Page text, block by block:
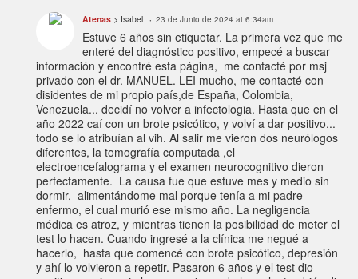
Atenas > Isabel 23 de Junio de 2024 at 6:34am
Estuve 6 años sin etiquetar. La primera vez que me
enteré del diagnóstico positivo, empecé a buscar
información y encontré esta página, me contacté por msj
privado con el dr. MANUEL. LEI mucho, me contacté con
disidentes de mi propio país,de España, Colombia,
Venezuela... decidí no volver a infectologia. Hasta que en el
año 2022 caí con un brote psicótico, y volví a dar positivo...
todo se lo atribuían al vih. Al salir me vieron dos neurólogos
diferentes, la tomografía computada ,el
electroencefalograma y el examen neurocognitivo dieron
perfectamente. La causa fue que estuve mes y medio sin
dormir, alimentándome mal porque tenía a mi padre
enfermo, el cual murió ese mismo año. La negligencia
médica es atroz, y mientras tienen la posibilidad de meter el
test lo hacen. Cuando ingresé a la clínica me negué a
hacerlo, hasta que comencé con brote psicótico, depresión
y ahí lo volvieron a repetir. Pasaron 6 años y el test dio